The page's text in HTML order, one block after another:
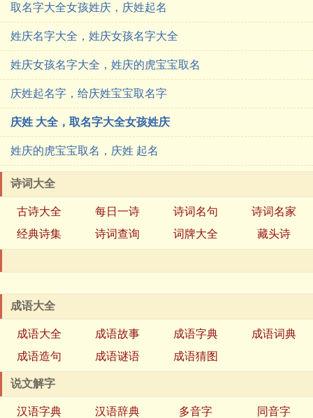
取名字大全女孩姓庆，庆姓起名
姓庆名字大全，姓庆女孩名字大全
姓庆女孩名字大全，姓庆的虎宝宝取名
庆姓起名字，给庆姓宝宝取名字
庆姓 大全，取名字大全女孩姓庆
姓庆的虎宝宝取名，庆姓 起名
诗词大全
古诗大全 每日一诗 诗词名句
诗词名家
经典诗集
诗词查询 词牌大全 藏头诗
成语大全
成语大全 成语故事 成语字典
成语词典
成语造句
成语谜语 成语猜图
说文解字
汉语字典 汉语辞典 多音字
同音字